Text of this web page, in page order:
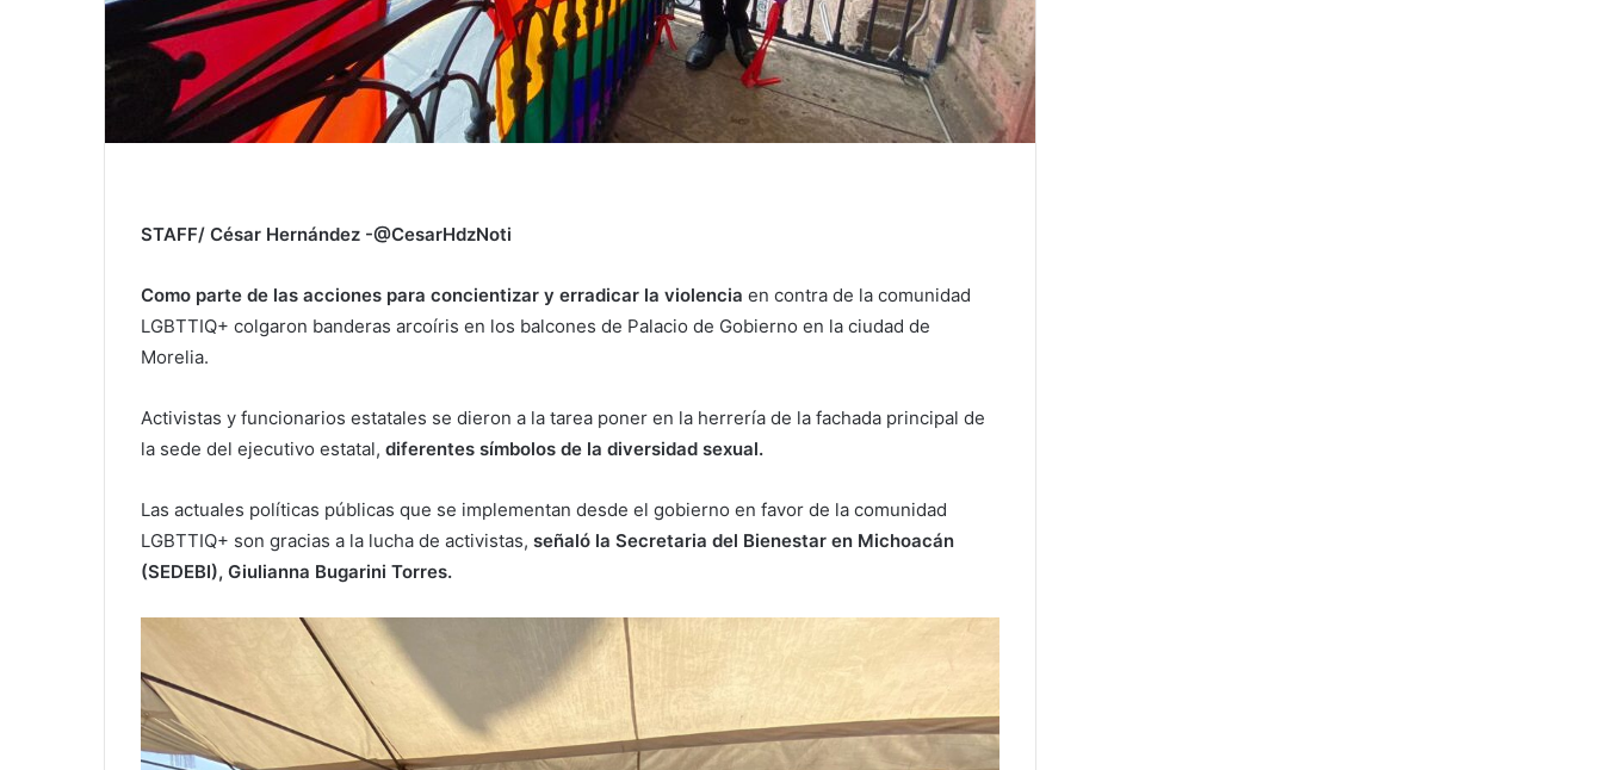
STAFF/ César Hernández -@CesarHdzNoti
Como parte de las acciones para concientizar y erradicar la violencia en contra de la comunidad
LGBTTIQ+ colgaron banderas arcoíris en los balcones de Palacio de Gobierno en la ciudad de
Morelia.
Activistas y funcionarios estatales se dieron a la tarea poner en la herrería de la fachada principal de
la sede del ejecutivo estatal, diferentes símbolos de la diversidad sexual.
Las actuales políticas públicas que se implementan desde el gobierno en favor de la comunidad
LGBTTIQ+ son gracias a la lucha de activistas, señaló la Secretaria del Bienestar en Michoacán
(SEDEBI), Giulianna Bugarini Torres.